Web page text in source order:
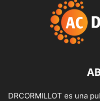
DRCORMILLOT es una